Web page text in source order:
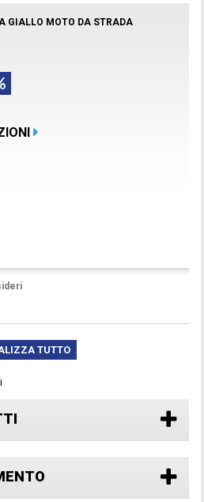
GIALLO MOTO DA STRADA
TUTTO